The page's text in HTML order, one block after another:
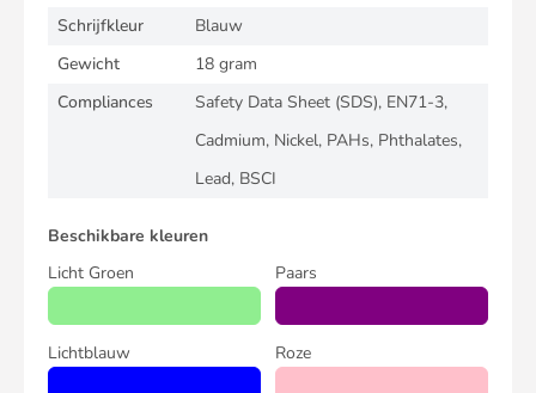
Schrijfkleur
Blauw
Gewicht
18 gram
Compliances
Safety Data Sheet (SDS), EN71-3,
Cadmium, Nickel, PAHs, Phthalates,
Lead, BSCI
Beschikbare kleuren
Licht Groen
Paars
Lichtblauw Roze